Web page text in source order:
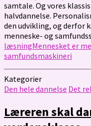
samtale. Og vores
halvdannelse.
den udvikling, og derfor
menneske- og
læsningMennesket er
samfundsmaskineri
Kategorier
Den hele dannelse Det
Læreren skal